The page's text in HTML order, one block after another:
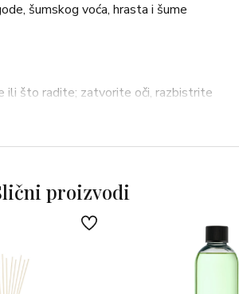
šumskog voća, hrasta i šume
ili što radite; zatvorite oči, razbistrite
ili vinoteku u brdima Chiantija. S
dodir toskanske magije u svojim
proizvodi